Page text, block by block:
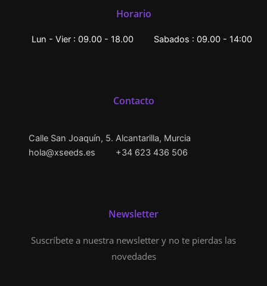
Horario
Lun - Vier : 09.00 - 18.00 Sabados : 09.00 - 14:00
Contacto
Calle San Joaquín, 5. Alcantarilla, Murcia
hola@xseeds.es
+34 623 436 506
Newsletter
Suscríbete a nuestra newsletter y no te pierdas las
novedades